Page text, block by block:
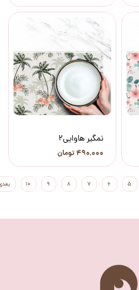
نمگیر هاوایی2
۴۹۰,۰۰۰ تومان
۵ ۶ ۷ ۸ ۹ ۱۰